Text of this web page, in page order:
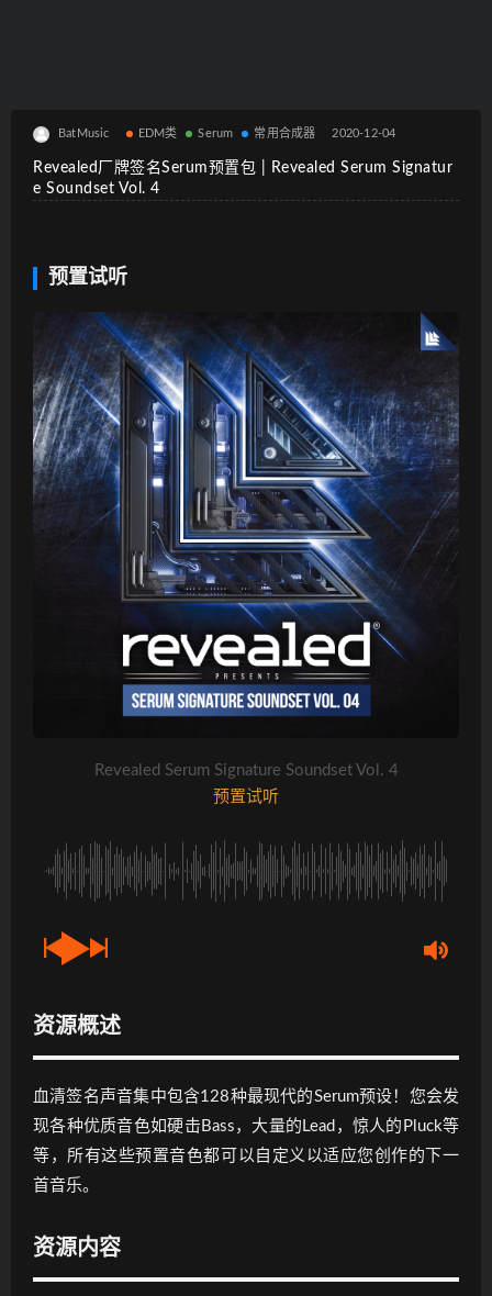
BatMusic EDM类 Serum 常用合成器 2020-12-04
Revealed厂牌签名Serum预置包 | Revealed Serum Signatur
e Soundset Vol. 4
预置试听
Revealed Serum Signature Soundset Vol. 4
预置试听
资源概述
血清签名声音集中包含128种最现代的Serum预设！您会发
现各种优质音色如硬击Bass，大量的Lead，惊人的Pluck等
等，所有这些预置音色都可以自定义以适应您创作的下一
首音乐。
资源内容